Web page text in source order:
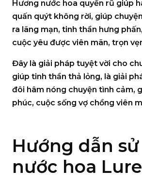
Hương nước hoa quyến rũ giúp
quấn quýt không rời, giúp
ra lãng mạn, tinh thần hưng
cuộc yêu được viên mãn, trọn
Đây là giải pháp tuyệt vời cho
giúp tinh thần thả lỏng, là giải
đôi hâm nóng chuyện tình cảm,
phúc, cuộc sống vợ chồng viên
Hướng dẫn
nước hoa